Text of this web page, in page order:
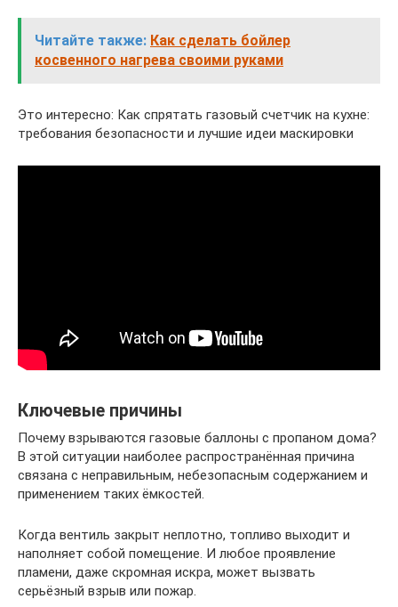
Читайте также: Как сделать бойлер
косвенного нагрева своими руками
Это интересно: Как спрятать газовый счетчик на кухне:
требования безопасности и лучшие идеи маскировки
Ключевые причины
Почему взрываются газовые баллоны с пропаном дома?
В этой ситуации наиболее распространённая причина
связана с неправильным, небезопасным содержанием и
применением таких ёмкостей.
Когда вентиль закрыт неплотно, топливо выходит и
наполняет собой помещение. И любое проявление
пламени, даже скромная искра, может вызвать
серьёзный взрыв или пожар.